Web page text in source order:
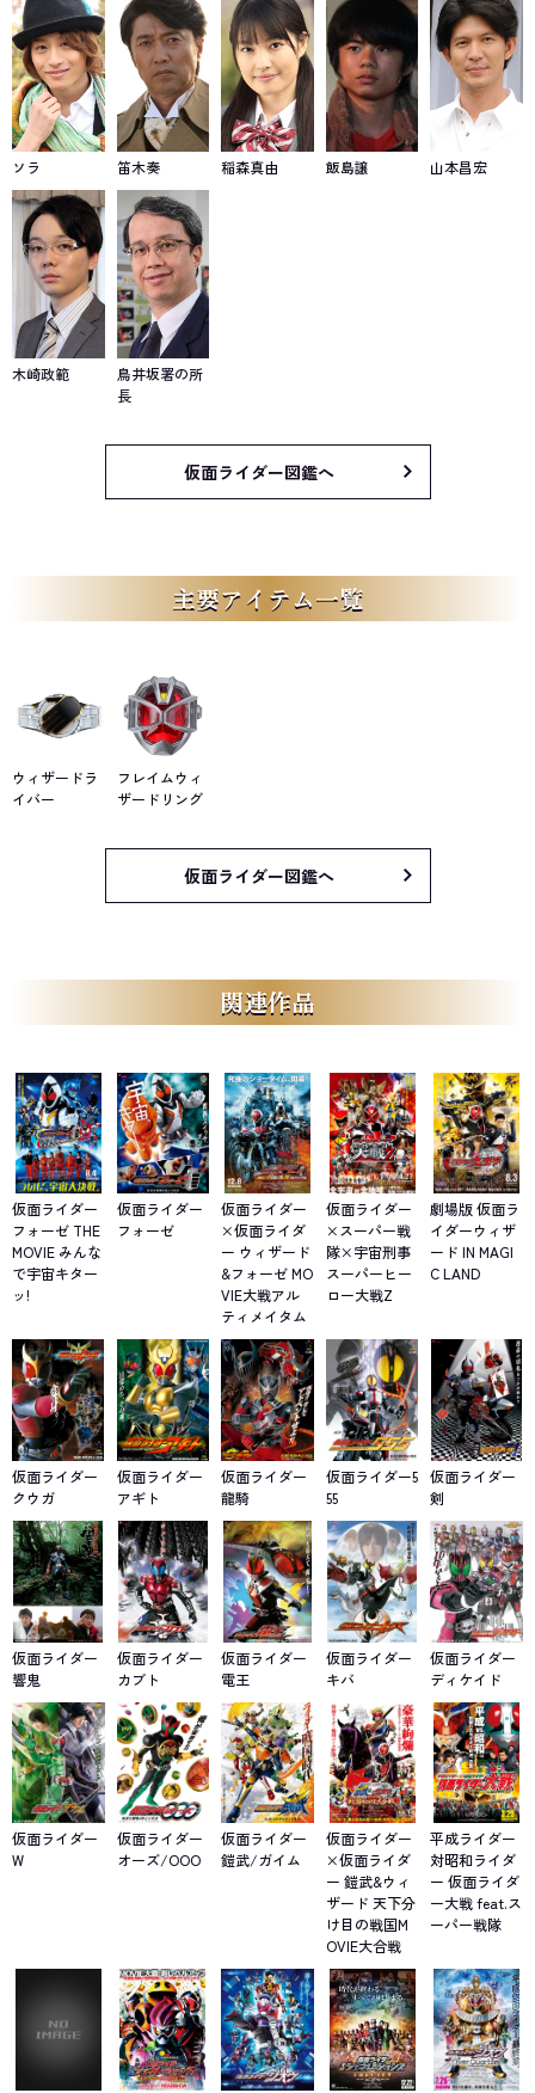
ソラ 笛木奏 稲森真由 飯島譲 山本昌宏
木崎政範
鳥井坂署の所
長
仮面ライダー図鑑へ
主要アイテム一覧
ウィザードラ
イバー
フレイムウィ
ザードリング
仮面ライダー図鑑へ
関連作品
仮面ライダー
フォーゼ THE
MOVIE みんな
で宇宙キター
ッ!
仮面ライダー
フォーゼ
仮面ライダー
×仮面ライダ
ー ウィザード
&フォーゼ MO
VIE大戦アル
ティメイタム
仮面ライダー
×スーパー戦
隊×宇宙刑事
スーパーヒー
ロー大戦Z
劇場版 仮面ラ
イダーウィザ
ード IN MAGI
C LAND
仮面ライダー
クウガ
仮面ライダー
アギト
仮面ライダー
龍騎
仮面ライダー5
55
仮面ライダー
剣
仮面ライダー
響鬼
仮面ライダー
カブト
仮面ライダー
電王
仮面ライダー
キバ
仮面ライダー
ディケイド
仮面ライダー
W
仮面ライダー
オーズ/OOO
仮面ライダー
鎧武/ガイム
仮面ライダー
×仮面ライダ
ー 鎧武&ウィ
ザード 天下分
け目の戦国M
OVIE大合戦
平成ライダー
対昭和ライダ
ー 仮面ライダ
ー大戦 feat.ス
ーパー戦隊